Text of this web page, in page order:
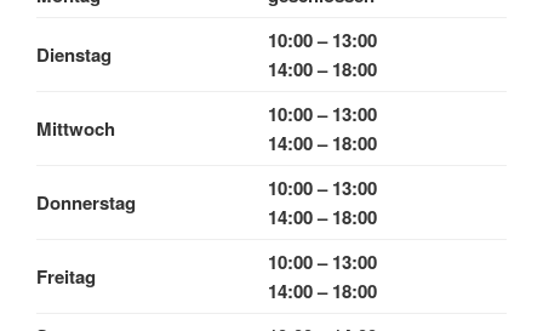
Dienstag
10:00 – 13:00
14:00 – 18:00
Mittwoch
10:00 – 13:00
14:00 – 18:00
Donnerstag
10:00 – 13:00
14:00 – 18:00
Freitag
10:00 – 13:00
14:00 – 18:00